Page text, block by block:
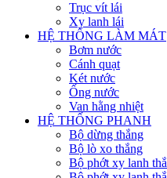
Trục vít lái
Xy lanh lái
HỆ THỐNG LÀM MÁT
Bơm nước
Cánh quạt
Két nước
Ống nước
Van hằng nhiệt
HỆ THỐNG PHANH
Bộ dừng thắng
Bộ lò xo thắng
Bộ phớt xy lanh